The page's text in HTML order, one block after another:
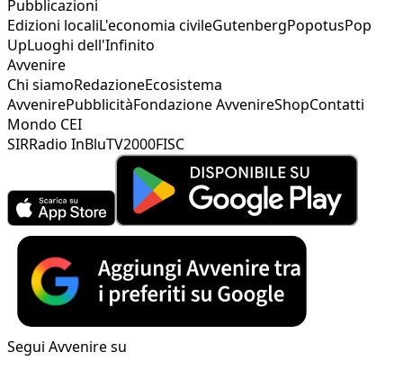
Pubblicazioni
Edizioni localiL'economia civileGutenbergPopotusPop
UpLuoghi dell'Infinito
Avvenire
Chi siamoRedazioneEcosistema
AvvenirePubblicitàFondazione AvvenireShopContatti
Mondo CEI
SIRRadio InBluTV2000FISC
Segui Avvenire su